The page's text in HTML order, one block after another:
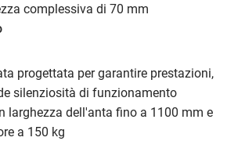
complessiva di 70 mm
progettata per garantire prestazioni,
silenziosità di funzionamento
larghezza dell'anta fino a 1100 mm e
a 150 kg